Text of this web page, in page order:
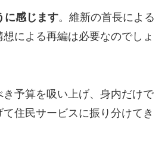
に感じます。維新の首長による
による再編は必要なのでしょ
予算を吸い上げ、身内だけで
住民サービスに振り分けてき